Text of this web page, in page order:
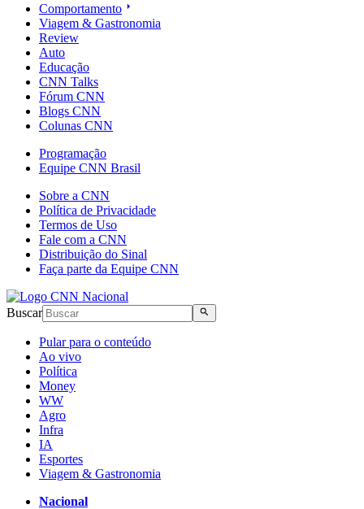
Comportamento
Viagem & Gastronomia
Review
Auto
Educação
CNN Talks
Fórum CNN
Blogs CNN
Colunas CNN
Programação
Equipe CNN Brasil
Sobre a CNN
Política de Privacidade
Termos de Uso
Fale com a CNN
Distribuição do Sinal
Faça parte da Equipe CNN
Buscar
Pular para o conteúdo
Ao vivo
Política
Money
WW
Agro
Infra
IA
Esportes
Viagem & Gastronomia
Nacional